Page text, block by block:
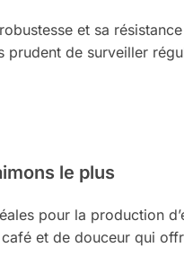
et sa
prudent de surveiller
le plus
pour la production
et de douceur qui